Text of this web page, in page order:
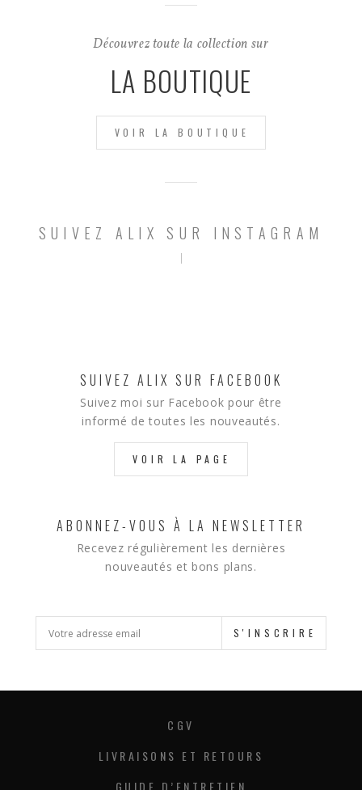
Découvrez toute la collection sur
LA BOUTIQUE
VOIR LA BOUTIQUE
SUIVEZ ALIX SUR INSTAGRAM
SUIVEZ ALIX SUR FACEBOOK
Suivez moi sur Facebook pour être
informé de toutes les nouveautés.
VOIR LA PAGE
ABONNEZ-VOUS À LA NEWSLETTER
Recevez régulièrement les dernières
nouveautés et bons plans.
S'INSCRIRE
CGV
LIVRAISONS ET RETOURS